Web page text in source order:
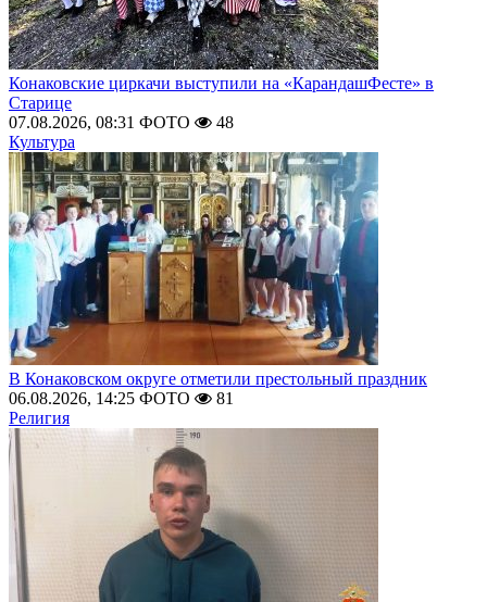
Конаковские циркачи выступили на «КарандашФесте» в
Старице
07.08.2026, 08:31 ФОТО
48
Культура
В Конаковском округе отметили престольный праздник
06.08.2026, 14:25 ФОТО
81
Религия